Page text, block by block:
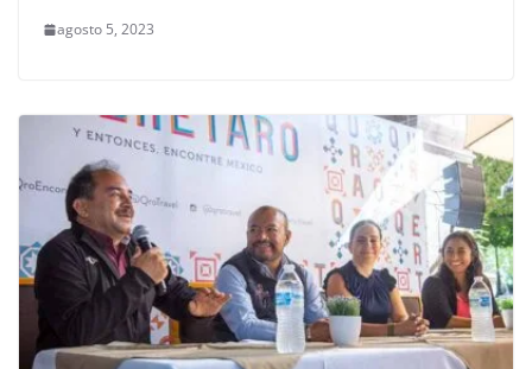
agosto 5, 2023